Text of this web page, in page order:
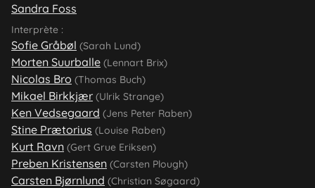
Sandra Foss
Interprète :
Sofie Gråbøl (Sarah Lund)
Morten Suurballe (Lennart Brix)
Nicolas Bro (Thomas Buch)
Mikael Birkkjær (Ulrik Strange)
Ken Vedsegaard (Jens Peter Raben)
Stine Prætorius (Louise Raben)
Kurt Ravn (Gert Grue Eriksen)
Preben Kristensen (Carsten Plough)
Carsten Bjørnlund (Christian Søgaard)